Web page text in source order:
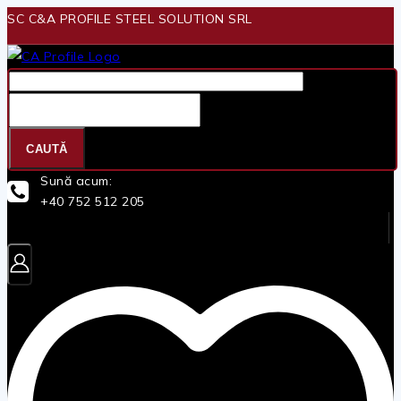
Skip
to
content
SC C&A PROFILE STEEL SOLUTION SRL
pentru:
CAUTĂ
Sună acum:
+40 752 512 205